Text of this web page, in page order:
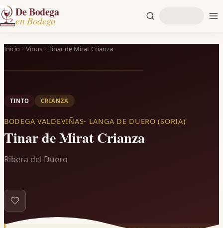
De Bodega
en Bodega
Inicio Vinos Tinar de Mirat Crianza
TINTO CRIANZA
BODEGA VALDEVIÑAS- LANGA DE DUERO (SORIA)
Tinar de Mirat Crianza
Ribera del Duero